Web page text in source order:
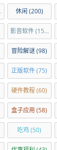
休闲 (200)
影音软件(150)
冒险解谜(98)
正版软件(75)
硬件教程(60)
盒子应用 (58)
吃鸡 (50)